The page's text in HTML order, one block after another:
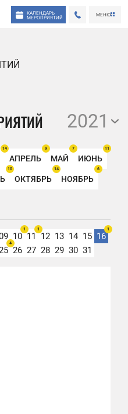
КАЛЕНДАРЬ
МЕРОПРИЯТИЙ
МЕНЮ
2021
14
АПРЕЛЬ
9
МАЙ
7
ИЮНЬ
11
10
ОКТЯБРЬ
14
НОЯБРЬ
6
10
1
11
1
12 13 14 15 16
1
4
26 27 28 29 30 31